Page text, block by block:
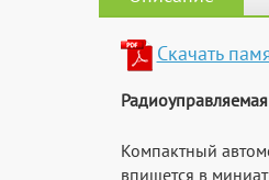
Скачать
Компактный
впишется в